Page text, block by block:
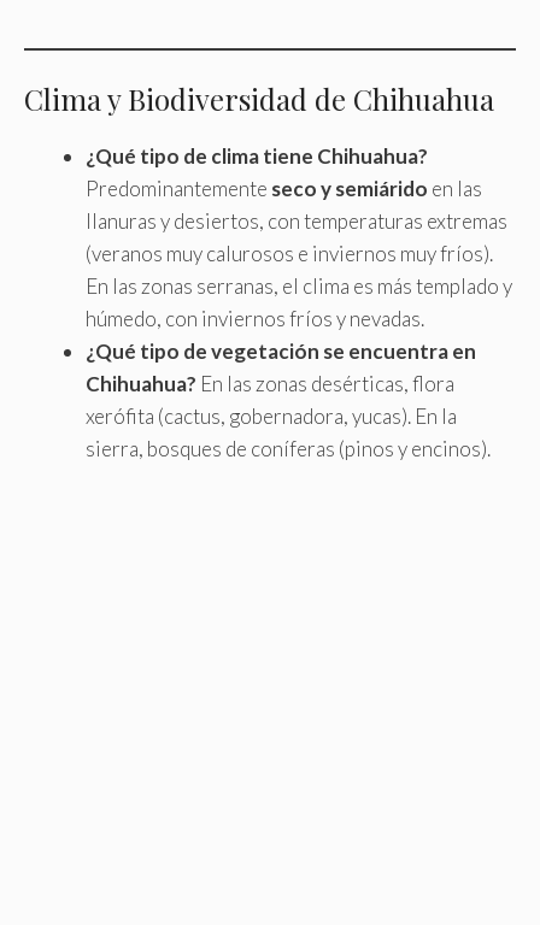
Clima y Biodiversidad de Chihuahua
¿Qué tipo de clima tiene Chihuahua?
Predominantemente seco y semiárido en las
llanuras y desiertos, con temperaturas extremas
(veranos muy calurosos e inviernos muy fríos).
En las zonas serranas, el clima es más templado y
húmedo, con inviernos fríos y nevadas.
¿Qué tipo de vegetación se encuentra en
Chihuahua? En las zonas desérticas, flora
xerófita (cactus, gobernadora, yucas). En la
sierra, bosques de coníferas (pinos y encinos).